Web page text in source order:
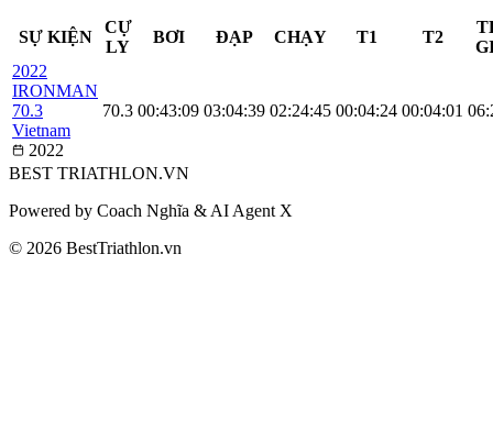
SỰ KIỆN
CỰ
LY
BƠI ĐẠP CHẠY T1 T2
2022
IRONMAN
70.3
Vietnam
2022
70.3 00:43:09 03:04:39 02:24:45 00:04:24 00:04:01
BEST TRIATHLON.VN
Powered by Coach Nghĩa & AI Agent X
© 2026 BestTriathlon.vn